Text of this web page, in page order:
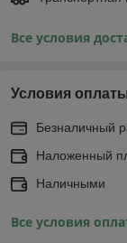
Все условия
Условия
Безналичный
Наложенный
Наличными
Все условия